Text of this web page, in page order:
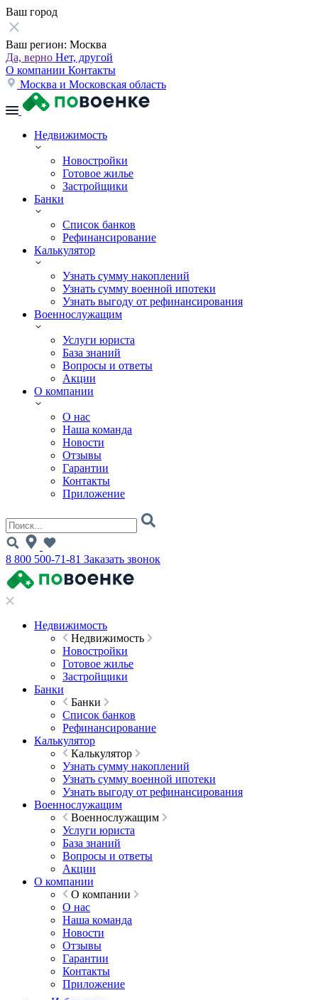
Ваш город
Ваш регион: Москва
Да, верно Нет, другой
О компании Контакты
Москва и Московская область
Недвижимость
Новостройки
Готовое жилье
Застройщики
Банки
Список банков
Рефинансирование
Калькулятор
Узнать сумму накоплений
Узнать сумму военной ипотеки
Узнать выгоду от рефинансирования
Военнослужащим
Услуги юриста
База знаний
Вопросы и ответы
Акции
О компании
О нас
Наша команда
Новости
Отзывы
Гарантии
Контакты
Приложение
8 800 500-71-81 Заказать звонок
Недвижимость
Недвижимость
Новостройки
Готовое жилье
Застройщики
Банки
Банки
Список банков
Рефинансирование
Калькулятор
Калькулятор
Узнать сумму накоплений
Узнать сумму военной ипотеки
Узнать выгоду от рефинансирования
Военнослужащим
Военнослужащим
Услуги юриста
База знаний
Вопросы и ответы
Акции
О компании
О компании
О нас
Наша команда
Новости
Отзывы
Гарантии
Контакты
Приложение